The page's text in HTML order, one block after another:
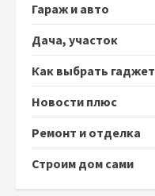
Гараж и авто
Дача, участок
Как выбрать гаджет
Новости плюс
Ремонт и отделка
Строим дом сами